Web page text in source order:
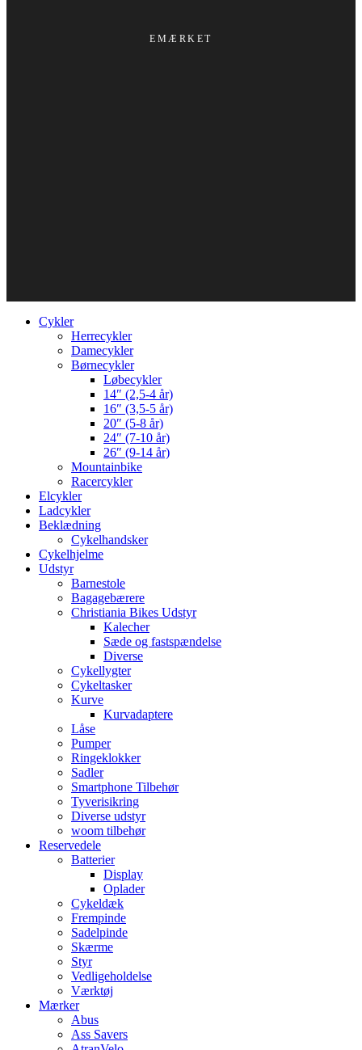
EMÆRKET
Cykler
Herrecykler
Damecykler
Børnecykler
Løbecykler
14″ (2,5-4 år)
16″ (3,5-5 år)
20″ (5-8 år)
24″ (7-10 år)
26″ (9-14 år)
Mountainbike
Racercykler
Elcykler
Ladcykler
Beklædning
Cykelhandsker
Cykelhjelme
Udstyr
Barnestole
Bagagebærere
Christiania Bikes Udstyr
Kalecher
Sæde og fastspændelse
Diverse
Cykellygter
Cykeltasker
Kurve
Kurvadaptere
Låse
Pumper
Ringeklokker
Sadler
Smartphone Tilbehør
Tyverisikring
Diverse udstyr
woom tilbehør
Reservedele
Batterier
Display
Oplader
Cykeldæk
Frempinde
Sadelpinde
Skærme
Styr
Vedligeholdelse
Værktøj
Mærker
Abus
Ass Savers